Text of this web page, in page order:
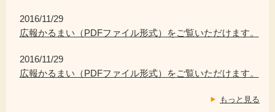
2016/11/29
広報かるまい（PDFファイル形式）をご覧いただけます。
2016/11/29
広報かるまい（PDFファイル形式）をご覧いただけます。
もっと見る